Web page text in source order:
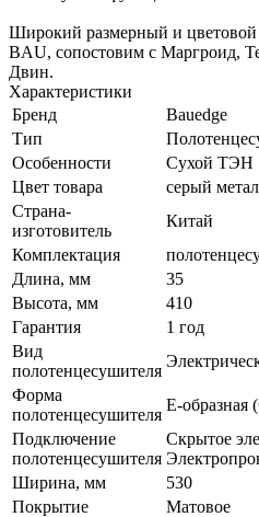
Широкий размерный и цветовой
BAU, сопостовим с Маргроид,
Двин.
Характеристики
Бренд
Bauedge
Тип
Особенности
Сухой ТЭН
Цвет товара
серый
Страна-
изготовитель
Китай
Комплектация
Длина, мм
35
Высота, мм
410
Гарантия
1 год
Вид
полотенцесушителя
Форма
полотенцесушителя
E-образная
Подключение
полотенцесушителя
Скрытое
Ширина, мм
530
Покрытие
Матовое